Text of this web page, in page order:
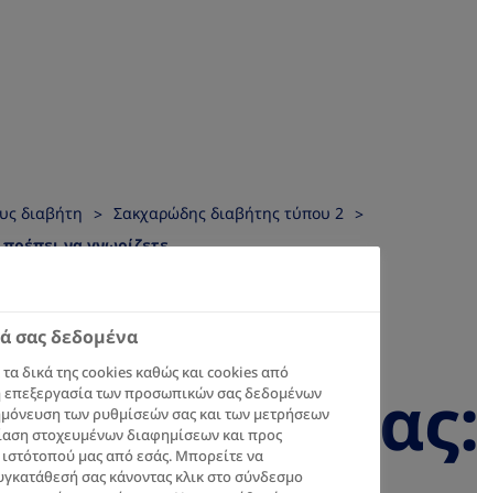
διαβήτη
Σακχαρώδης διαβήτης τύπου 2
να γνωρίζετε
σας δεδομένα
δικά της cookies καθώς και cookies από
επεξεργασία των προσωπικών σας δεδομένων
των ρυθμίσεών σας και των μετρήσεων
στοχευμένων διαφημίσεων και προς
μας από εσάς. Μπορείτε να
σας κάνοντας κλικ στο σύνδεσμο